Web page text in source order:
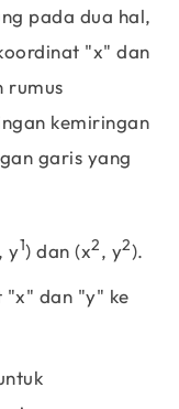
pada dua hal,
"x" dan
rumus
kemiringan
garis yang
, y1) dan (x2, y2).
"x" dan "y" ke